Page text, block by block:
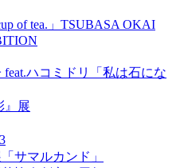
of tea.」TSUBASA OKAI
feat.ハコミドリ「私は石にな
』展
サマルカンド」